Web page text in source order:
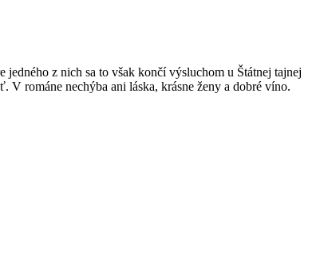
z nich sa to však končí výsluchom u Štátnej tajnej
románe nechýba ani láska, krásne ženy a dobré víno.